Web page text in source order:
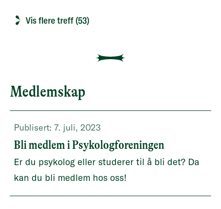
Vis flere treff (53)
Medlemskap
Publisert: 7. juli, 2023
Bli medlem i Psykologforeningen
Er du psykolog eller studerer til å bli det? Da
kan du bli medlem hos oss!